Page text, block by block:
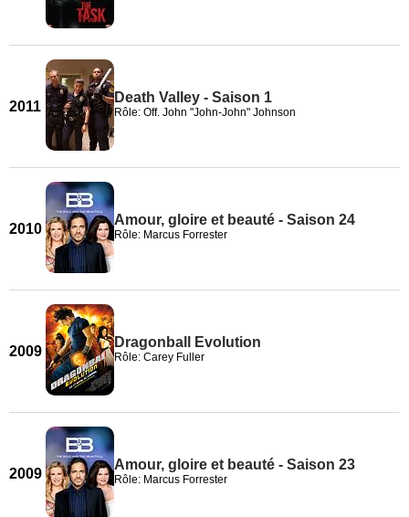
2011
Death Valley - Saison 1
Rôle: Off. John "John-John" Johnson
2010
Amour, gloire et beauté - Saison 24
Rôle: Marcus Forrester
2009
Dragonball Evolution
Rôle: Carey Fuller
2009
Amour, gloire et beauté - Saison 23
Rôle: Marcus Forrester